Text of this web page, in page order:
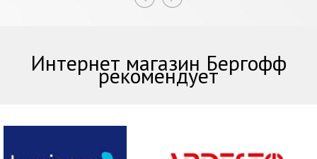
Интернет магазин Бергофф
рекомендует